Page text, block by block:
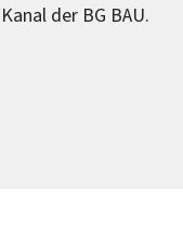
der BG BAU.